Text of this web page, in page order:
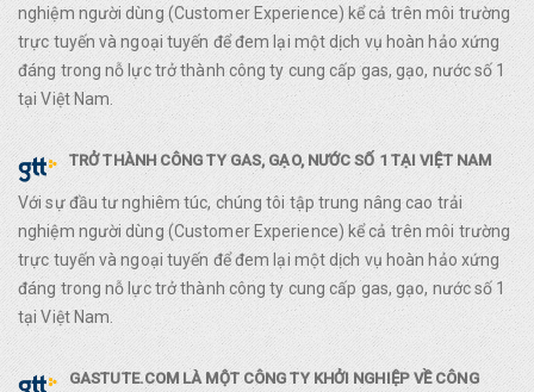
nghiệm người dùng (Customer Experience) kể cả trên môi trường
trực tuyến và ngoại tuyến để đem lại một dịch vụ hoàn hảo xứng
đáng trong nỗ lực trở thành công ty cung cấp gas, gạo, nước số 1
tại Việt Nam.
TRỞ THÀNH CÔNG TY GAS, GẠO, NƯỚC SỐ 1 TẠI VIỆT NAM
Với sự đầu tư nghiêm túc, chúng tôi tập trung nâng cao trải
nghiệm người dùng (Customer Experience) kể cả trên môi trường
trực tuyến và ngoại tuyến để đem lại một dịch vụ hoàn hảo xứng
đáng trong nỗ lực trở thành công ty cung cấp gas, gạo, nước số 1
tại Việt Nam.
GASTUTE.COM LÀ MỘT CÔNG TY KHỞI NGHIỆP VỀ CÔNG